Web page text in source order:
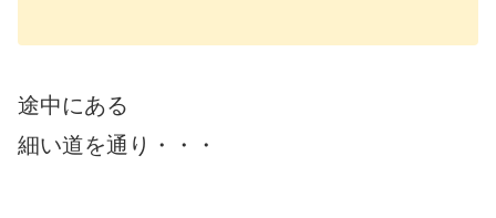
途中にある
細い道を通り・・・